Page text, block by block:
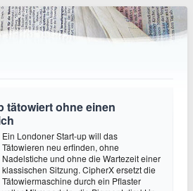
tätowiert ohne einen
Ein Londoner Start-up will das
Tätowieren neu erfinden, ohne
Nadelstiche und ohne die Wartezeit einer
klassischen Sitzung. CipherX ersetzt die
Tätowiermaschine durch ein Pflaster